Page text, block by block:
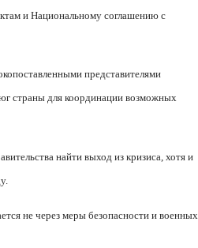
и Национальному соглашению с
представителями
страны для координации возможных
найти выход из кризиса, хотя и
не через меры безопасности и военных